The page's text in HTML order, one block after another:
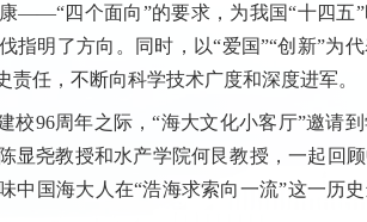
——“四个面向”的要求，为我国“十四五
指明了方向。同时，以“爱国”“创新”为
任，不断向科学技术广度和深度进军。
96周年之际，“海大文化小客厅”邀请
显尧教授和水产学院何艮教授，一起回
中国海大人在“浩海求索向一流”这一历